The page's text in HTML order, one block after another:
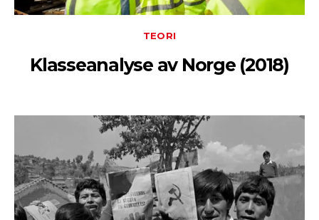
TEORI
Klasseanalyse av Norge (2018)